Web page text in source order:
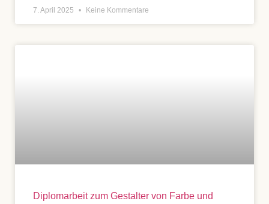
7. April 2025 Keine Kommentare
Diplomarbeit zum Gestalter von Farbe und